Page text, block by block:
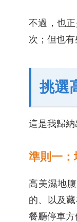
不過，也
次；但也
挑選
這是我歸
準則一
高美濕地
的、以及
餐廳停車方